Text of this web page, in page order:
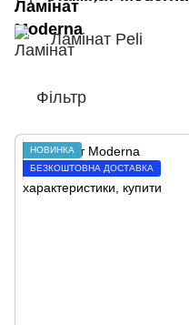
Ламінат Peli
Фільтр
НОВИНКА
БЕЗКОШТОВНА ДОСТАВКА